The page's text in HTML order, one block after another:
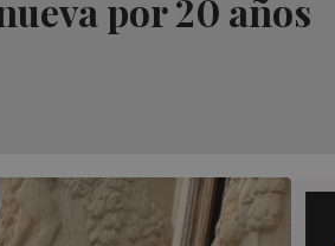
por 20 años